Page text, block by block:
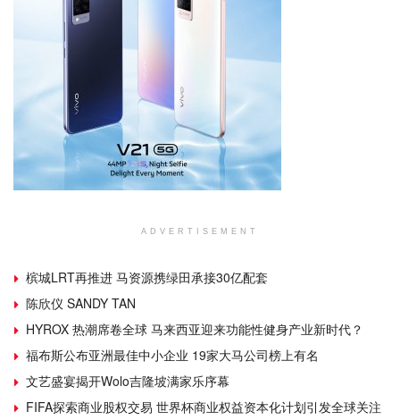
ADVERTISEMENT
槟城LRT再推进 马资源携绿田承接30亿配套
陈欣仪 SANDY TAN
HYROX 热潮席卷全球 马来西亚迎来功能性健身产业新时代？
福布斯公布亚洲最佳中小企业 19家大马公司榜上有名
文艺盛宴揭开Wolo吉隆坡满家乐序幕
FIFA探索商业股权交易 世界杯商业权益资本化计划引发全球关注